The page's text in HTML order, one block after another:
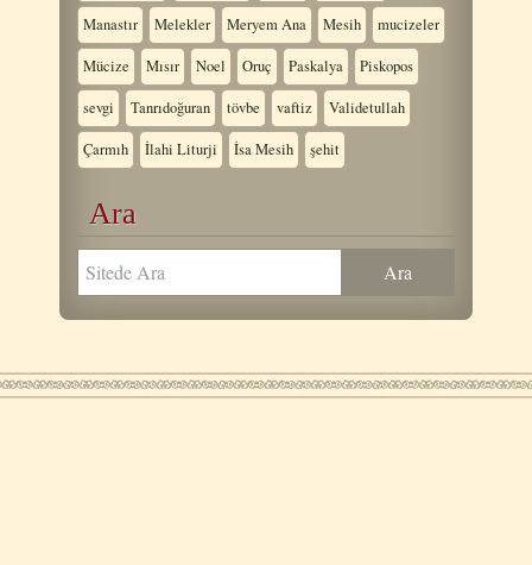
Manastır Melekler Meryem Ana Mesih mucizeler
Mücize Mısır Noel Oruç Paskalya Piskopos
sevgi Tanrıdoğuran tövbe vaftiz Validetullah
Çarmıh İlahi Liturji İsa Mesih şehit
Ara